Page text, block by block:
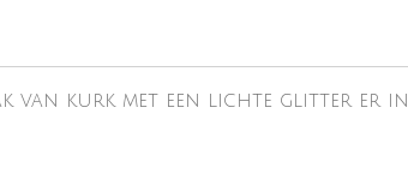
van kurk met een lichte glitter er in.